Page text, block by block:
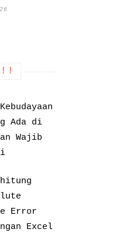
Ada di
Wajib
Error
Excel